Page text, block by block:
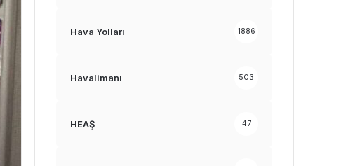
Hava Yolları 1886
Havalimanı 503
HEAŞ 47